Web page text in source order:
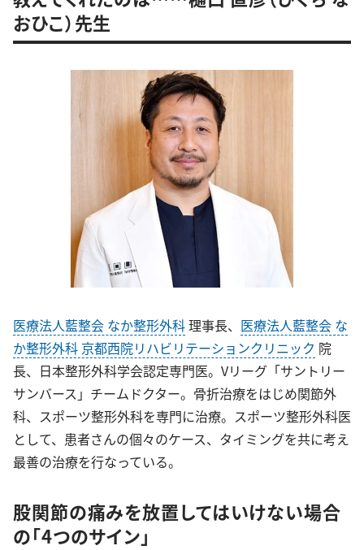
おひこ）先生
医療法人藍整会 なか整形外科理事長、 医療法人藍整会 な
か整形外科 京都西院リハビリテーションクリニック 院
長、日本整形外科学会認定専門医。Vリーグ「サントリー
サンバース」チームドクター。骨折治療をはじめ関節外
科、スポーツ整形外科を専門に治療。スポーツ整形外科医
として、患者さんの個々のケース、タイミングを共に考え
最善の治療を行なっている。
股関節の痛みを放置してはいけない場合
の「4つのサイン」